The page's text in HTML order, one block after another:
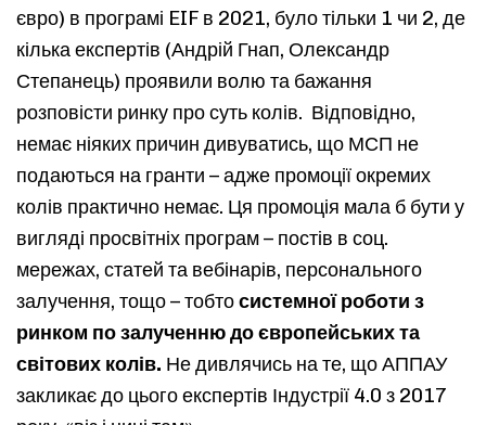
євро) в програмі EIF в 2021, було тільки 1 чи 2, де
кілька експертів (Андрій Гнап, Олександр
Степанець) проявили волю та бажання
розповісти ринку про суть колів. Відповідно,
немає ніяких причин дивуватись, що МСП не
подаються на гранти – адже промоції окремих
колів практично немає. Ця промоція мала б бути у
вигляді просвітніх програм – постів в соц.
мережах, статей та вебінарів, персонального
залучення, тощо – тобтосистемної роботи з
ринком по залученню до європейських та
світових колів. Не дивлячись на те, що АППАУ
закликає до цього експертів Індустрії 4.0 з 2017